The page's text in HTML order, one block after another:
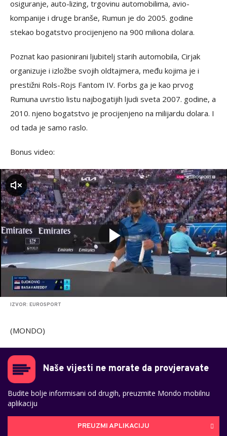
osiguranje, auto-lizing, trgovinu automobilima, avio-
kompanije i druge branše, Rumun je do 2005. godine
stekao bogatstvo procijenjeno na 900 miliona dolara.
Poznat kao pasionirani ljubitelj starih automobila, Cirjak
organizuje i izložbe svojih oldtajmera, među kojima je i
prestižni Rols-Rojs Fantom IV. Forbs ga je kao prvog
Rumuna uvrstio listu najbogatijih ljudi sveta 2007. godine, a
2010. njeno bogatstvo je procijenjeno na milijardu dolara. I
od tada je samo raslo.
Bonus video:
IZVOR: EUROSPORT
(MONDO)
Naše vijesti ne morate da provjeravate
Budite bolje informisani od drugih, preuzmite Mondo mobilnu
aplikaciju
PREUZMI APLIKACIJU